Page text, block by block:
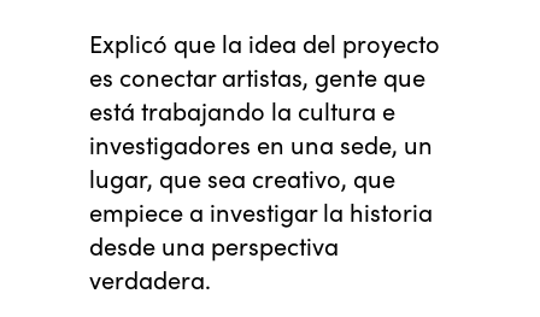
Explicó que la idea del proyecto
es conectar artistas, gente que
está trabajando la cultura e
investigadores en una sede, un
lugar, que sea creativo, que
empiece a investigar la historia
desde una perspectiva
verdadera.